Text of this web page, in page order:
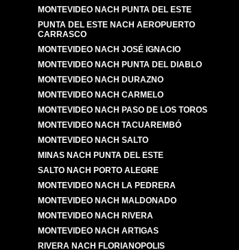
MONTEVIDEO NACH PUNTA DEL ESTE
PUNTA DEL ESTE NACH AEROPUERTO
CARRASCO
MONTEVIDEO NACH JOSÉ IGNACIO
MONTEVIDEO NACH PUNTA DEL DIABLO
MONTEVIDEO NACH DURAZNO
MONTEVIDEO NACH CARMELO
MONTEVIDEO NACH PASO DE LOS TOROS
MONTEVIDEO NACH TACUAREMBÓ
MONTEVIDEO NACH SALTO
MINAS NACH PUNTA DEL ESTE
SALTO NACH PORTO ALEGRE
MONTEVIDEO NACH LA PEDRERA
MONTEVIDEO NACH MALDONADO
MONTEVIDEO NACH RIVERA
MONTEVIDEO NACH ARTIGAS
RIVERA NACH FLORIANOPOLIS